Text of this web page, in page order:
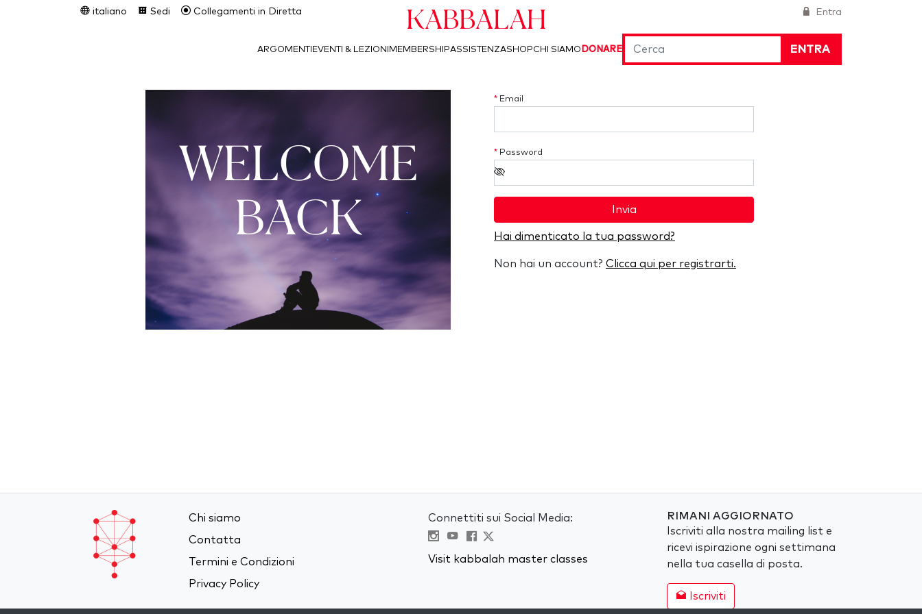
Entra
italiano Sedi Collegamenti in Diretta Kabbalah
ENTRA
ARGOMENTI EVENTI & LEZIONI MEMBERSHIPASSISTENZASHOPCHI SIAMO DONARE
WELCOME
BACK
* Email
* Password
Invia
Hai dimenticato la tua password?
Non hai un account? Clicca qui per registrarti.
Chi siamo
Contatta
Termini e Condizioni
Privacy Policy
Connettiti sui Social Media:
Visit kabbalah master classes
RIMANI AGGIORNATO
Iscriviti alla nostra mailing list e
ricevi ispirazione ogni settimana
nella tua casella di posta.
Iscriviti